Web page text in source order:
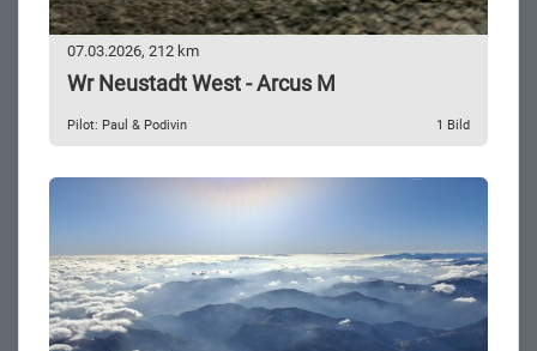
07.03.2026, 212 km
Wr Neustadt West - Arcus M
Pilot: Paul & Podivin 1 Bild